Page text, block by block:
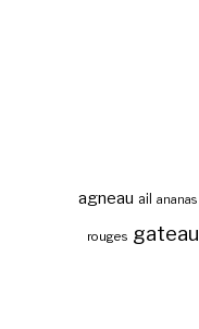
agneau ail ananas
rouges gateau